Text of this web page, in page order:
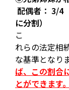
配偶者： 3/4
に分割）
こ
れらの法定相
な基準となり
ば、この割合
とができます。